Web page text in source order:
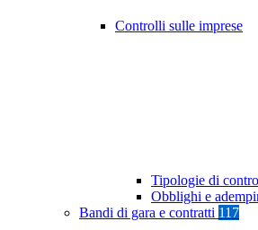
Controlli sulle imprese
Tipologie di
Obblighi e
Bandi di gara e contratti 117